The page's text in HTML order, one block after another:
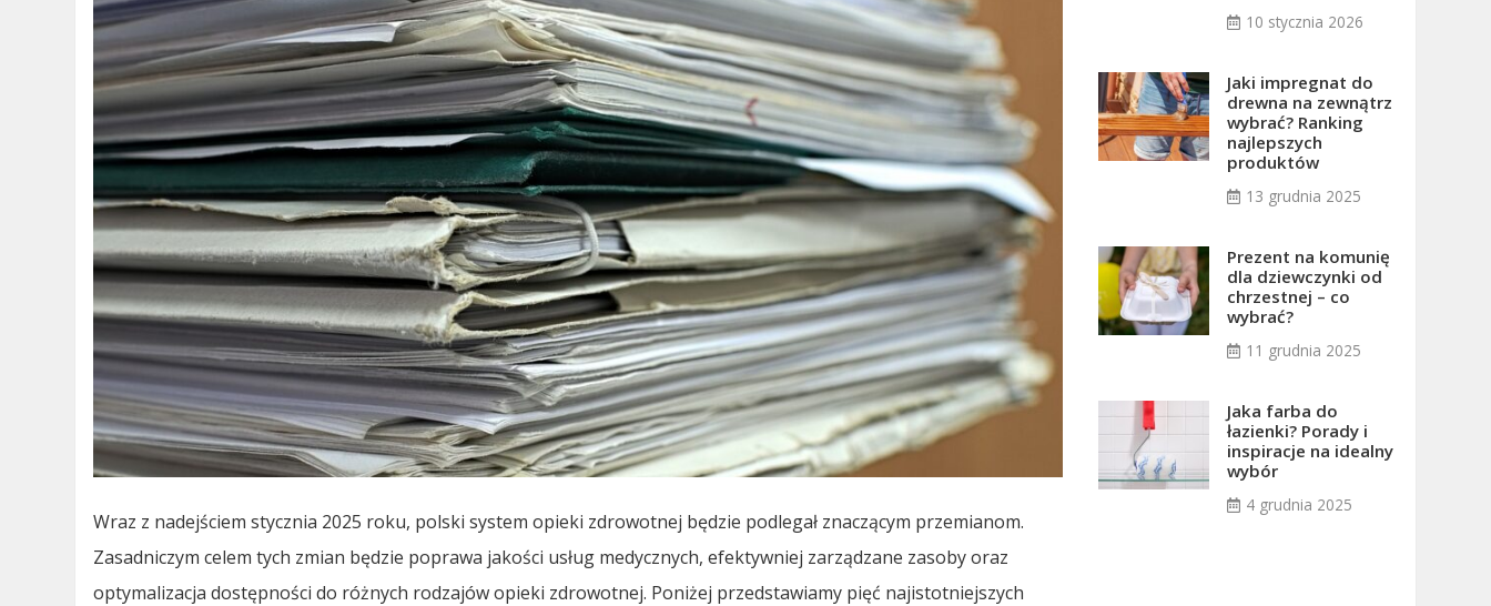
Wraz z nadejściem stycznia 2025 roku, polski system opieki zdrowotnej będzie podlegał znaczącym przemianom.
Zasadniczym celem tych zmian będzie poprawa jakości usług medycznych, efektywniej zarządzane zasoby oraz
optymalizacja dostępności do różnych rodzajów opieki zdrowotnej. Poniżej przedstawiamy pięć najistotniejszych
10 stycznia 2026
Jaki impregnat do
drewna na zewnątrz
wybrać? Ranking
najlepszych
produktów
13 grudnia 2025
Prezent na komunię
dla dziewczynki od
chrzestnej – co
wybrać?
11 grudnia 2025
Jaka farba do
łazienki? Porady i
inspiracje na idealny
wybór
4 grudnia 2025